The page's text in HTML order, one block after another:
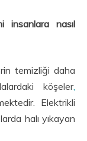
insanlara nasıl
temizliği daha
köşeler,
Elektrikli
halı yıkayan